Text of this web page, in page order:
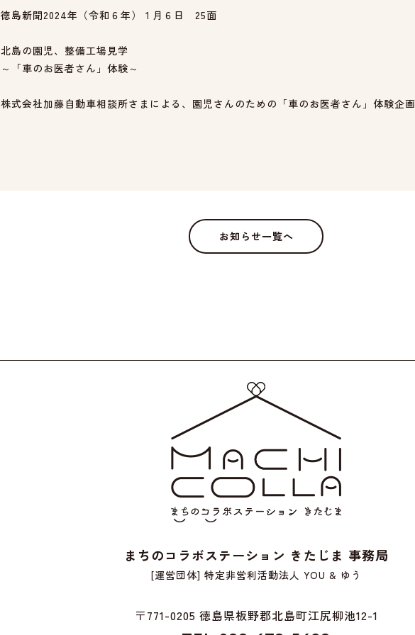
徳島新聞2024年（令和６年）１月６日 25面
北島の園児、整備工場見学
～「車のお医者さん」体験～
株式会社加藤自動車相談所さまによる、園児さんのための「車のお医者さん」体験企画
お知らせ一覧へ
まちのコラボステーション きたじま 事務局
[運営団体] 特定非営利活動法人 YOU & ゆう
〒771-0205 徳島県板野郡北島町江尻柳池12-1